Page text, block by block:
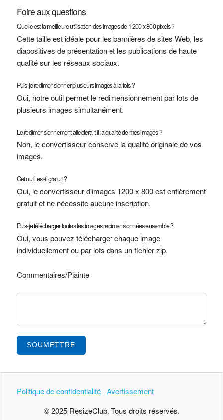
Foire aux questions
Quelle est la meilleure utilisation des images de 1 200 x 800 pixels ?
Cette taille est idéale pour les bannières de sites Web, les
diapositives de présentation et les publications de haute
qualité sur les réseaux sociaux.
Puis-je redimensionner plusieurs images à la fois ?
Oui, notre outil permet le redimensionnement par lots de
plusieurs images simultanément.
Le redimensionnement affectera-t-il la qualité de mes images ?
Non, le convertisseur conserve la qualité originale de vos
images.
Cet outil est-il gratuit ?
Oui, le convertisseur d'images 1200 x 800 est entièrement
gratuit et ne nécessite aucune inscription.
Puis-je télécharger toutes les images redimensionnées ensemble ?
Oui, vous pouvez télécharger chaque image
individuellement ou par lots dans un fichier zip.
Commentaires/Plainte
SOUMETTRE
Politique de confidentialité Avertissement
© 2025 ResizeClub. Tous droits réservés.